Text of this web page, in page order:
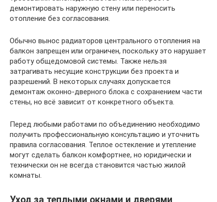
демонтировать наружную стену или переносить
отопление без согласования.
Обычно вынос радиаторов центрального отопления на
балкон запрещен или ограничен, поскольку это нарушает
работу общедомовой системы. Также нельзя
затрагивать несущие конструкции без проекта и
разрешений. В некоторых случаях допускается
демонтаж оконно-дверного блока с сохранением части
стены, но всё зависит от конкретного объекта.
Перед любыми работами по объединению необходимо
получить профессиональную консультацию и уточнить
правила согласования. Теплое остекление и утепление
могут сделать балкон комфортнее, но юридически и
технически он не всегда становится частью жилой
комнаты.